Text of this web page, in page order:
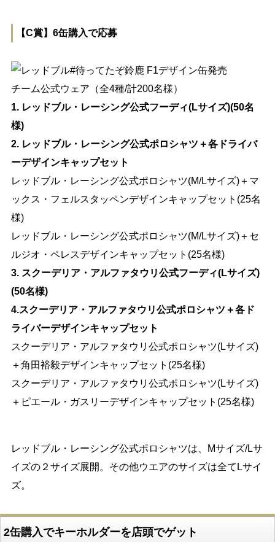
【C賞】6缶購入で応募
チーム公式ウェア（全4種/計200名様）
1. レッドブル・レーシング公式フーディ(Lサイズ)(50名
様)
2. レッドブル・レーシング公式ポロシャツ＋各ドライバ
ーデザインキャップセット
レッドブル・レーシング公式ポロシャツ(M/Lサイズ)＋マ
ックス・フェルスタッペンデザインキャップセット(25名
様)
レッドブル・レーシング公式ポロシャツ(M/Lサイズ)＋セ
ルジオ・ペレスデザインキャップセット(25名様)
3. スクーデリア・アルファタウリ公式フーディ(Lサイズ)
(50名様)
4.スクーデリア・アルファタウリ公式ポロシャツ＋各ド
ライバーデザインキャップセット
スクーデリア・アルファタウリ公式ポロシャツ(Lサイズ)
＋角田裕毅デザインキャップセット(25名様)
スクーデリア・アルファタウリ公式ポロシャツ(Lサイズ)
＋ピエール・ガスリーデザインキャップセット(25名様)
レッドブル・レーシング公式ポロシャツは、Mサイズ/Lサ
イズの２サイズ展開。その他ウエアのサイズは全てLサイ
ズ。
2缶購入でキーホルダーを店頭でゲット